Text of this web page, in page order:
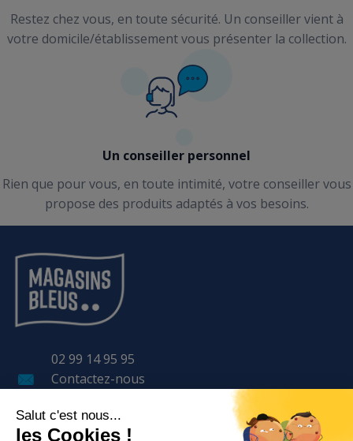
Restez chez vous, en toute sécurité. Un conseiller vient à
votre domicile/établissement vous présenter la collection.
Un conseiller personnel
Rien que pour vous, en toute intimité, votre conseiller vous
propose des produits adaptés à vos besoins.
02 99 14 95 95
Contactez-nous
BP 57 401